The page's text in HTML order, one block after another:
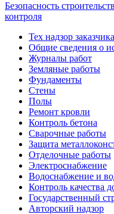
Безопасность
контроля
Тех надзор заказчика
Общие сведения о
Журналы работ
Земляные работы
Фундаменты
Стены
Полы
Ремонт кровли
Контроль бетона
Сварочные работы
Защита
Отделочные работы
Электроснабжение
Водоснабжение и
Контроль качества
Государственный
Авторский надзор